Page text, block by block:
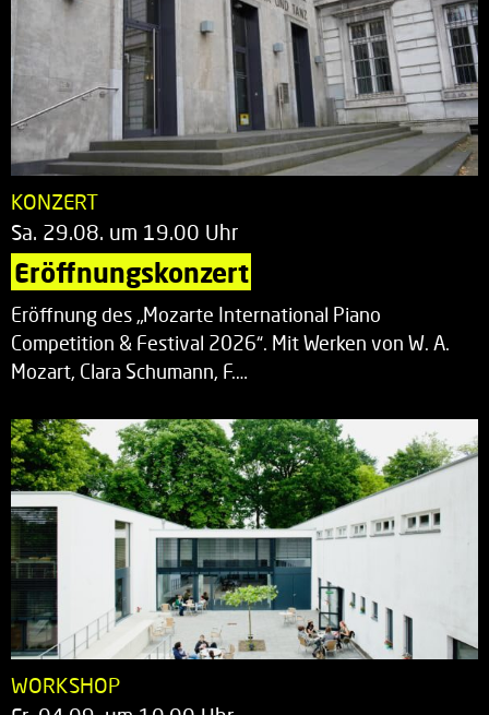
KONZERT
Sa. 29.08. um 19.00 Uhr
Eröffnungskonzert
Eröffnung des „Mozarte International Piano
Competition & Festival 2026“. Mit Werken von W. A.
Mozart, Clara Schumann, F.…
WORKSHOP